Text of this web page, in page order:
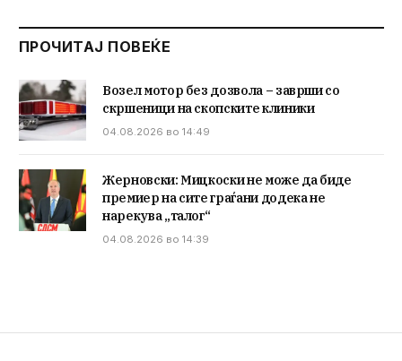
ПРОЧИТАЈ ПОВЕЌЕ
Возел мотор без дозвола – заврши со
скршеници на скопските клиники
04.08.2026 во 14:49
Жерновски: Мицкоски не може да биде
премиер на сите граѓани додека не
нарекува „талог“
04.08.2026 во 14:39